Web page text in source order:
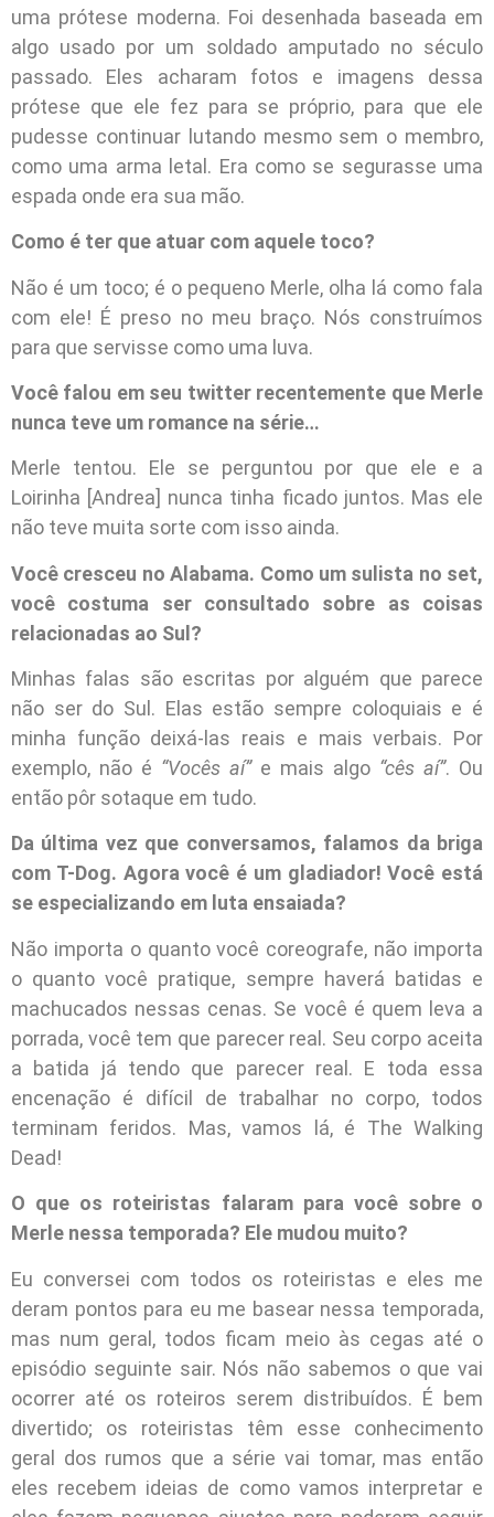
uma prótese moderna. Foi desenhada baseada em
algo usado por um soldado amputado no século
passado. Eles acharam fotos e imagens dessa
prótese que ele fez para se próprio, para que ele
pudesse continuar lutando mesmo sem o membro,
como uma arma letal. Era como se segurasse uma
espada onde era sua mão.
Como é ter que atuar com aquele toco?
Não é um toco; é o pequeno Merle, olha lá como fala
com ele! É preso no meu braço. Nós construímos
para que servisse como uma luva.
Você falou em seu twitter recentemente que Merle
nunca teve um romance na série…
Merle tentou. Ele se perguntou por que ele e a
Loirinha [Andrea] nunca tinha ficado juntos. Mas ele
não teve muita sorte com isso ainda.
Você cresceu no Alabama. Como um sulista no set,
você costuma ser consultado sobre as coisas
relacionadas ao Sul?
Minhas falas são escritas por alguém que parece
não ser do Sul. Elas estão sempre coloquiais e é
minha função deixá-las reais e mais verbais. Por
exemplo, não é “Vocês aí”e mais algo “cês aí”. Ou
então pôr sotaque em tudo.
Da última vez que conversamos, falamos da briga
com T-Dog. Agora você é um gladiador! Você está
se especializando em luta ensaiada?
Não importa o quanto você coreografe, não importa
o quanto você pratique, sempre haverá batidas e
machucados nessas cenas. Se você é quem leva a
porrada, você tem que parecer real. Seu corpo aceita
a batida já tendo que parecer real. E toda essa
encenação é difícil de trabalhar no corpo, todos
terminam feridos. Mas, vamos lá, é The Walking
Dead!
O que os roteiristas falaram para você sobre o
Merle nessa temporada? Ele mudou muito?
Eu conversei com todos os roteiristas e eles me
deram pontos para eu me basear nessa temporada,
mas num geral, todos ficam meio às cegas até o
episódio seguinte sair. Nós não sabemos o que vai
ocorrer até os roteiros serem distribuídos. É bem
divertido; os roteiristas têm esse conhecimento
geral dos rumos que a série vai tomar, mas então
eles recebem ideias de como vamos interpretar e